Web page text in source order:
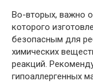
Во-вторых, важно
которого
безопасным для
химических
реакций.
гипоаллергенных